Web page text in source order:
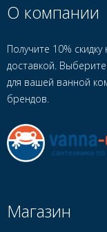
О компании
Получите 10%
доставкой.
для вашей ванной
брендов.
Магазин